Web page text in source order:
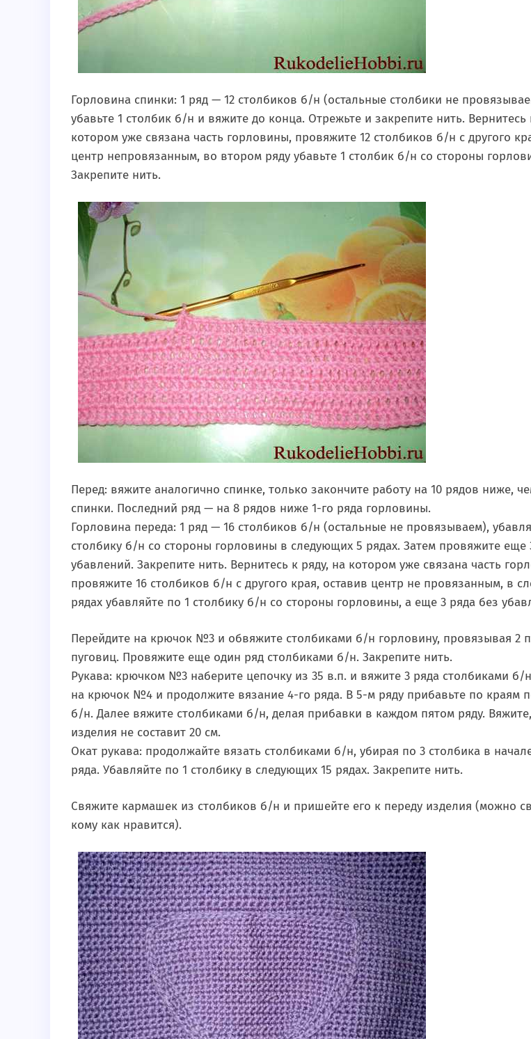
Горловина спинки: 1 ряд — 12 столбиков б/н (остальные столбики не
убавьте 1 столбик б/н и вяжите до конца. Отрежьте и закрепите нить. Вернитесь
котором уже связана часть горловины, провяжите 12 столбиков б/н с другого
центр непровязанным, во втором ряду убавьте 1 столбик б/н со стороны
Закрепите нить.
Перед: вяжите аналогично спинке, только закончите работу на 10 рядов ниже,
спинки. Последний ряд — на 8 рядов ниже 1-го ряда горловины.
Горловина переда: 1 ряд — 16 столбиков б/н (остальные не провязываем),
столбику б/н со стороны горловины в следующих 5 рядах. Затем провяжите еще
убавлений. Закрепите нить. Вернитесь к ряду, на котором уже связана часть
провяжите 16 столбиков б/н с другого края, оставив центр не провязанным, в
рядах убавляйте по 1 столбику б/н со стороны горловины, а еще 3 ряда без
Перейдите на крючок №3 и обвяжите столбиками б/н горловину, провязывая 2
пуговиц. Провяжите еще один ряд столбиками б/н. Закрепите нить.
Рукава: крючком №3 наберите цепочку из 35 в.п. и вяжите 3 ряда столбиками б/
на крючок №4 и продолжите вязание 4-го ряда. В 5-м ряду прибавьте по краям
б/н. Далее вяжите столбиками б/н, делая прибавки в каждом пятом ряду.
изделия не составит 20 см.
Окат рукава: продолжайте вязать столбиками б/н, убирая по 3 столбика в
ряда. Убавляйте по 1 столбику в следующих 15 рядах. Закрепите нить.
Свяжите кармашек из столбиков б/н и пришейте его к переду изделия (можно
кому как нравится).